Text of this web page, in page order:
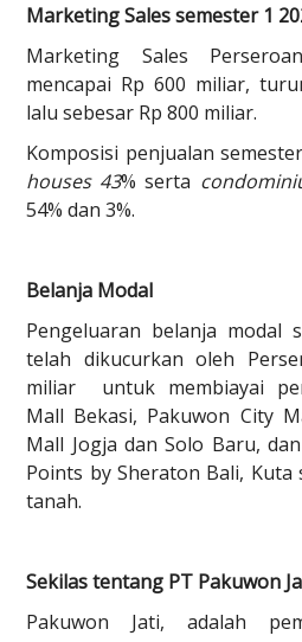
Marketing Sales semester 1
Marketing Sales
mencapai Rp 600 miliar,
lalu sebesar Rp 800 miliar.
Komposisi penjualan
houses 43% serta
54% dan 3%.
Belanja Modal
Pengeluaran belanja modal
telah dikucurkan oleh
miliar untuk membiayai
Mall Bekasi, Pakuwon City
Mall Jogja dan Solo Baru,
Points by Sheraton Bali,
tanah.
Sekilas tentang PT Pakuwon
Pakuwon Jati, adalah